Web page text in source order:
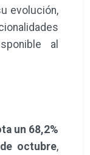
evolución,
al
un 68,2%
octubre,